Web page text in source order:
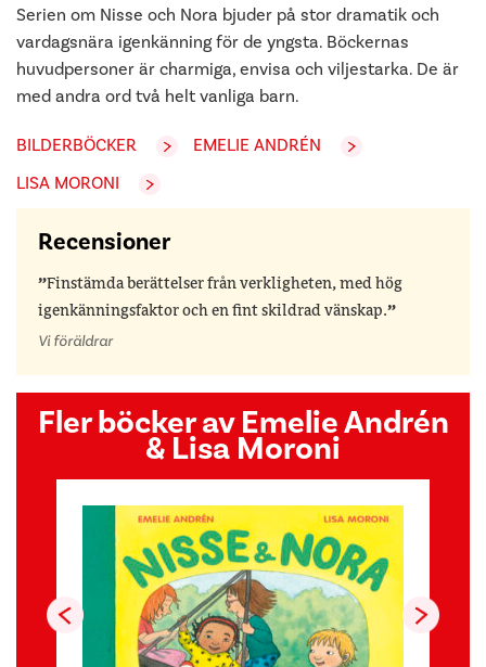
Serien om Nisse och Nora bjuder på stor dramatik och
vardagsnära igenkänning för de yngsta. Böckernas
huvudpersoner är charmiga, envisa och viljestarka. De är
med andra ord två helt vanliga barn.
BILDERBÖCKER
EMELIE ANDRÉN
LISA MORONI
Recensioner
Finstämda berättelser från verkligheten, med hög
igenkänningsfaktor och en fint skildrad vänskap.
Vi föräldrar
Fler böcker av Emelie Andrén
& Lisa Moroni